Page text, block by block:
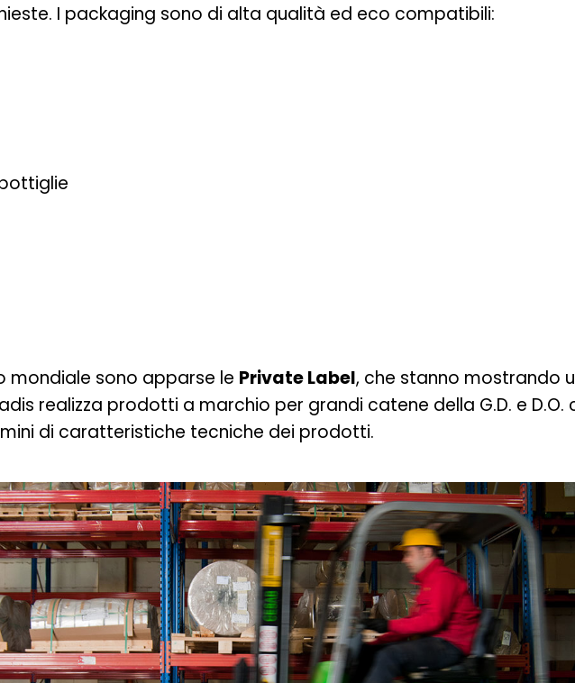
I packaging sono di alta qualità ed eco compatibili:
mondiale sono apparse le Private Label, che stanno mostrando
realizza prodotti a marchio per grandi catene della G.D. e D.O.
di caratteristiche tecniche dei prodotti.